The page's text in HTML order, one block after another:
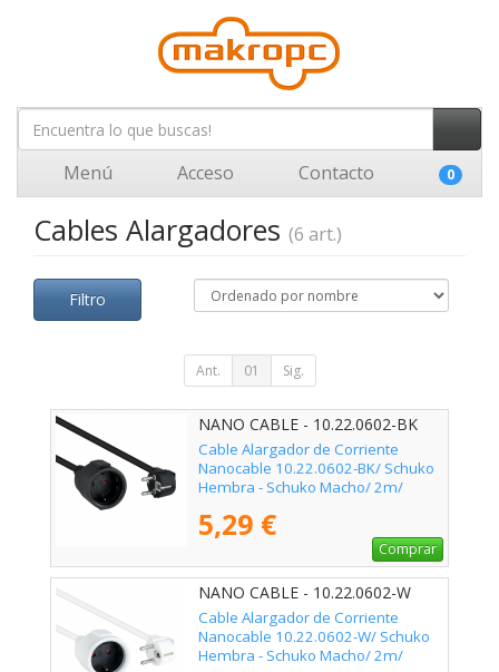
Menú Acceso Contacto 0
Cables Alargadores (6 art.)
Filtro
Ant. 01 Sig.
NANO CABLE - 10.22.0602-BK
Cable Alargador de Corriente
Nanocable 10.22.0602-BK/ Schuko
Hembra - Schuko Macho/ 2m/
5,29 €
Comprar
NANO CABLE - 10.22.0602-W
Cable Alargador de Corriente
Nanocable 10.22.0602-W/ Schuko
Hembra - Schuko Macho/ 2m/